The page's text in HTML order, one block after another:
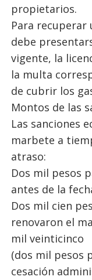
propietarios.
Para recuperar
debe
vigente, la
la multa
de cubrir los
Montos de las
Las sanciones
marbete a
atraso:
Dos mil pesos
antes de la
Dos mil cien
renovaron el
mil veinticinco
(dos mil pesos
cesación